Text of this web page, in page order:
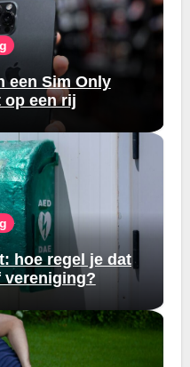
een Sim Only
op een rij
hoe regel je dat
vereniging?